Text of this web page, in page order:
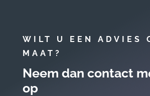
WILT U EEN ADVIES
MAAT?
Neem dan contact
op